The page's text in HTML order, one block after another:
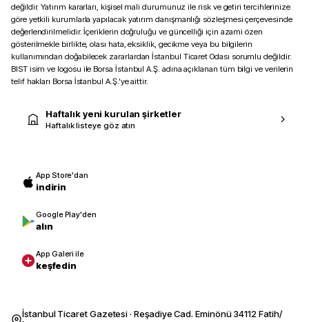
değildir. Yatırım kararları, kişisel mali durumunuz ile risk ve getiri tercihlerinize
göre yetkili kurumlarla yapılacak yatırım danışmanlığı sözleşmesi çerçevesinde
değerlendirilmelidir. İçeriklerin doğruluğu ve güncelliği için azami özen
gösterilmekle birlikte, olası hata, eksiklik, gecikme veya bu bilgilerin
kullanımından doğabilecek zararlardan İstanbul Ticaret Odası sorumlu değildir.
BIST isim ve logosu ile Borsa İstanbul A.Ş. adına açıklanan tüm bilgi ve verilerin
telif hakları Borsa İstanbul A.Ş.’ye aittir.
Haftalık yeni kurulan şirketler
Haftalık listeye göz atın
App Store'dan
indirin
Google Play'den
alın
App Galeri ile
keşfedin
İstanbul Ticaret Gazetesi · Reşadiye Cad. Eminönü 34112 Fatih/